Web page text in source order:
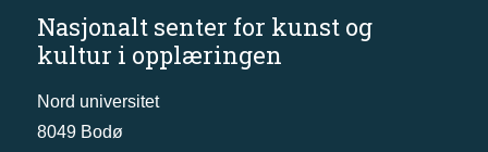
Nasjonalt senter for kunst og
kultur i opplæringen
Nord universitet
8049 Bodø